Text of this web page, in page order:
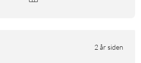
2 år siden